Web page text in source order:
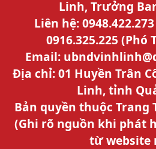
Linh, Trưởng
Liên hệ:
0916.325.225
Email:
Địa chỉ: 01 Huyền Trân
Linh, tỉnh
Bản quyền thuộc Trang
(Ghi rõ nguồn khi phát
từ website